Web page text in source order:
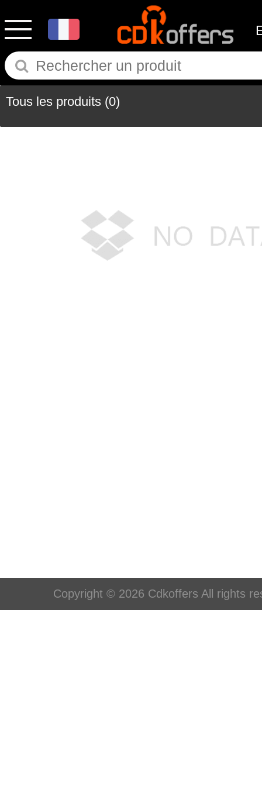
Tous les produits (0)
Copyright © 2026 Cdkoffers All rights